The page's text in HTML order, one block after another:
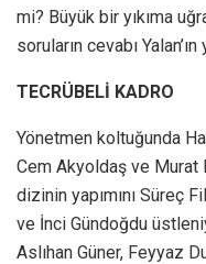
mi? Büyük bir yıkıma
soruların cevabı
TECRÜBELİ KADRO
Yönetmen koltuğunda
Cem Akyoldaş ve Murat
dizinin yapımını Süreç
ve İnci Gündoğdu
Aslıhan Güner, Feyyaz